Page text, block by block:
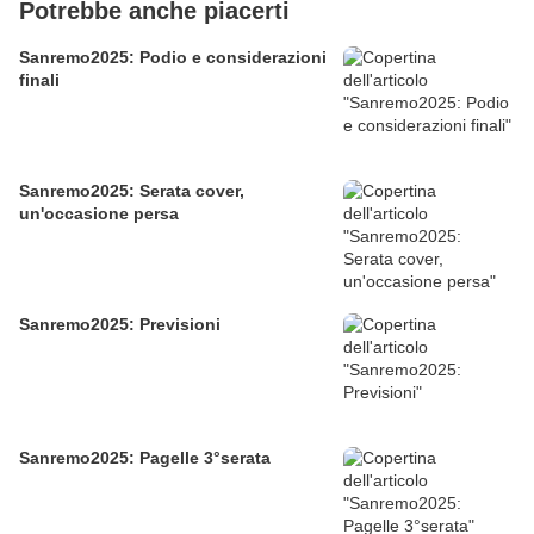
Potrebbe anche piacerti
Sanremo2025: Podio e considerazioni
finali
Sanremo2025: Serata cover,
un'occasione persa
Sanremo2025: Previsioni
Sanremo2025: Pagelle 3°serata